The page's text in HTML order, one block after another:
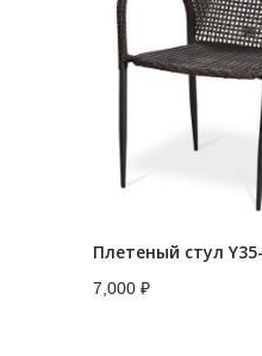
7,000 ₽